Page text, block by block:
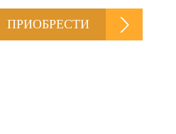
ПРИОБРЕСТИ